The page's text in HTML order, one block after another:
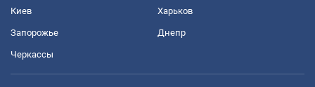
Киев Харьков
Запорожье Днепр
Черкассы